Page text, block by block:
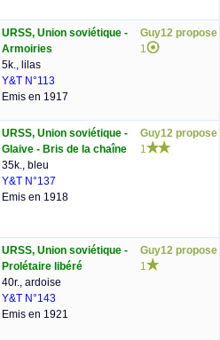
URSS, Union soviétique -
Armoiries
5k., lilas
Y&T N°113
Emis en 1917
Guy12 propose
1
URSS, Union soviétique -
Glaive - Bris de la chaîne
35k., bleu
Y&T N°137
Emis en 1918
Guy12 propose
1
URSS, Union soviétique -
Prolétaire libéré
40r., ardoise
Y&T N°143
Emis en 1921
Guy12 propose
1